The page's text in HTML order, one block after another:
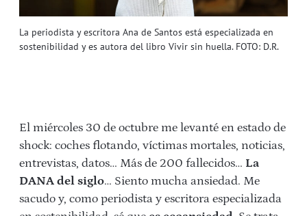
La periodista y escritora Ana de Santos está especializada en
sostenibilidad y es autora del libro Vivir sin huella. FOTO: D.R.
El miércoles 30 de octubre me levanté en estado de
shock: coches flotando, víctimas mortales, noticias,
entrevistas, datos… Más de 200 fallecidos… La
DANA del siglo… Siento mucha ansiedad. Me
sacudo y, como periodista y escritora especializada